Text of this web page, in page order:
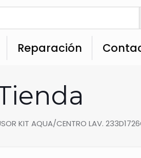
Reparación
KIT AQUA/CENTRO LAV.